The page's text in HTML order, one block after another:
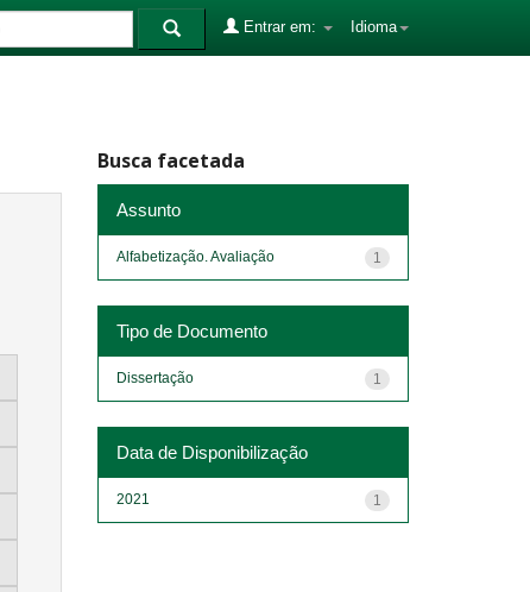
Idioma
Entrar em:
Busca facetada
Assunto
1
Alfabetização. Avaliação
Tipo de Documento
1
Dissertação
Data de Disponibilização
1
2021